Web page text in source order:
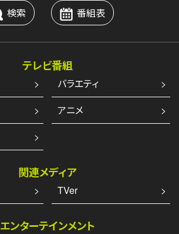
検索 番組表
テレビ番組
バラエティ
アニメ
関連メディア
TVer
エンターテインメント